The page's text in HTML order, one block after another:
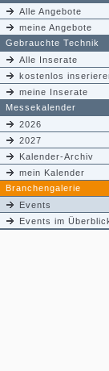
Alle Angebote
meine Angebote
Gebrauchte Technik
Alle Inserate
kostenlos
meine Inserate
Messekalender
2026
2027
Kalender-Archiv
mein Kalender
Branchengalerie
Events
Events im